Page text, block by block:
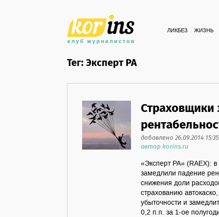
ЛИКБЕЗ ЖИЗНЬ
Тег: Эксперт РА
Страховщики
добавлено 26.09.2014 15:35
автор korins.ru
«Эксперт РА» (RAEX):
замедлили падение
снижения доли
страхованию
убыточности и
0,2 п.п. за 1-ое